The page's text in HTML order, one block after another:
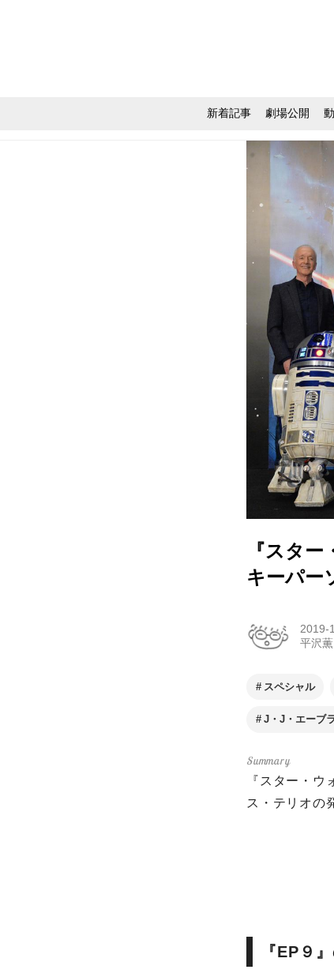
新着記事 劇場公開
『スタ
キーパー
2019-
平沢薫
スペシャル
J・J・エーブ
『スター・
ス・テリオの
『EP９